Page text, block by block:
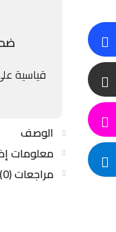
قياسية
الوصف
معلومات
مراجعات (0)